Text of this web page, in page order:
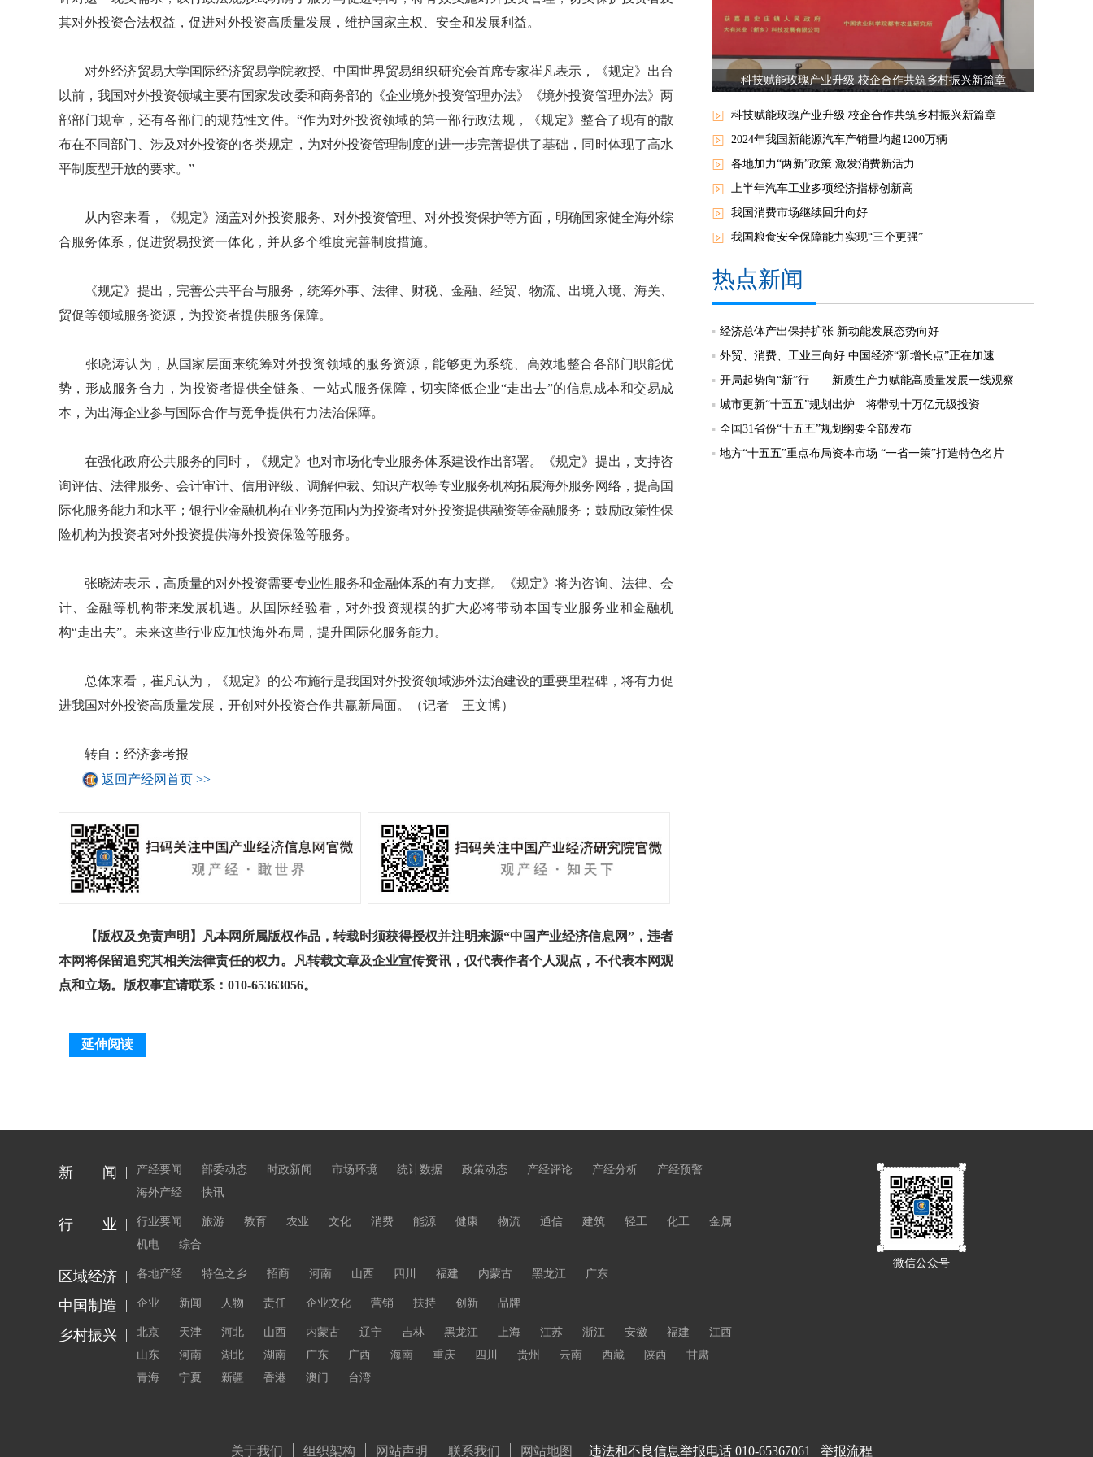
其对外投资合法权益，促进对外投资高质量发展，维护国家主权、安全和发展利益。
对外经济贸易大学国际经济贸易学院教授、中国世界贸易组织研究会首席专家崔凡表示，《规定》出台
以前，我国对外投资领域主要有国家发改委和商务部的《企业境外投资管理办法》《境外投资管理办法》两
部部门规章，还有各部门的规范性文件。“作为对外投资领域的第一部行政法规，《规定》整合了现有的散
布在不同部门、涉及对外投资的各类规定，为对外投资管理制度的进一步完善提供了基础，同时体现了高水
平制度型开放的要求。”
从内容来看，《规定》涵盖对外投资服务、对外投资管理、对外投资保护等方面，明确国家健全海外综
合服务体系，促进贸易投资一体化，并从多个维度完善制度措施。
《规定》提出，完善公共平台与服务，统筹外事、法律、财税、金融、经贸、物流、出境入境、海关、
贸促等领域服务资源，为投资者提供服务保障。
张晓涛认为，从国家层面来统筹对外投资领域的服务资源，能够更为系统、高效地整合各部门职能优
势，形成服务合力，为投资者提供全链条、一站式服务保障，切实降低企业“走出去”的信息成本和交易成
本，为出海企业参与国际合作与竞争提供有力法治保障。
在强化政府公共服务的同时，《规定》也对市场化专业服务体系建设作出部署。《规定》提出，支持咨
询评估、法律服务、会计审计、信用评级、调解仲裁、知识产权等专业服务机构拓展海外服务网络，提高国
际化服务能力和水平；银行业金融机构在业务范围内为投资者对外投资提供融资等金融服务；鼓励政策性保
险机构为投资者对外投资提供海外投资保险等服务。
张晓涛表示，高质量的对外投资需要专业性服务和金融体系的有力支撑。《规定》将为咨询、法律、会
计、金融等机构带来发展机遇。从国际经验看，对外投资规模的扩大必将带动本国专业服务业和金融机
构“走出去”。未来这些行业应加快海外布局，提升国际化服务能力。
总体来看，崔凡认为，《规定》的公布施行是我国对外投资领域涉外法治建设的重要里程碑，将有力促
进我国对外投资高质量发展，开创对外投资合作共赢新局面。（记者 王文博）
转自：经济参考报
返回产经网首页 >>
【版权及免责声明】凡本网所属版权作品，转载时须获得授权并注明来源“中国产业经济信息网”，违者
本网将保留追究其相关法律责任的权力。凡转载文章及企业宣传资讯，仅代表作者个人观点，不代表本网观
点和立场。版权事宜请联系：010-65363056。
延伸阅读
科技赋能玫瑰产业升级 校企合作共筑乡村振兴新篇章
科技赋能玫瑰产业升级 校企合作共筑乡村振兴新篇章
2024年我国新能源汽车产销量均超1200万辆
各地加力“两新”政策 激发消费新活力
上半年汽车工业多项经济指标创新高
我国消费市场继续回升向好
我国粮食安全保障能力实现“三个更强”
热点新闻
经济总体产出保持扩张 新动能发展态势向好
外贸、消费、工业三向好 中国经济“新增长点”正在加速
开局起势向“新”行——新质生产力赋能高质量发展一线观察
城市更新“十五五”规划出炉 将带动十万亿元级投资
全国31省份“十五五”规划纲要全部发布
地方“十五五”重点布局资本市场 “一省一策”打造特色名片
微信公众号
新 闻 产经要闻 部委动态 时政新闻 市场环境 统计数据 政策动态 产经评论 产经分析
产经预警
海外产经
快讯
行 业 行业要闻 旅游 教育 农业 文化 消费 能源 健康 物流 通信 建筑 轻工 化工
金属
机电
综合
区域经济 各地产经 特色之乡 招商 河南 山西 四川 福建 内蒙古 黑龙江 广东
中国制造 企业 新闻 人物 责任 企业文化 营销 扶持 创新 品牌
乡村振兴 北京 天津 河北 山西 内蒙古 辽宁 吉林 黑龙江 上海 江苏 浙江 安徽 福建
江西
山东
河南 湖北 湖南 广东 广西 海南 重庆 四川 贵州 云南 西藏 陕西
甘肃
青海
宁夏 新疆 香港 澳门 台湾
关于我们 组织架构 网站声明 联系我们 网站地图 违法和不良信息举报电话 010-65367061 举报流程